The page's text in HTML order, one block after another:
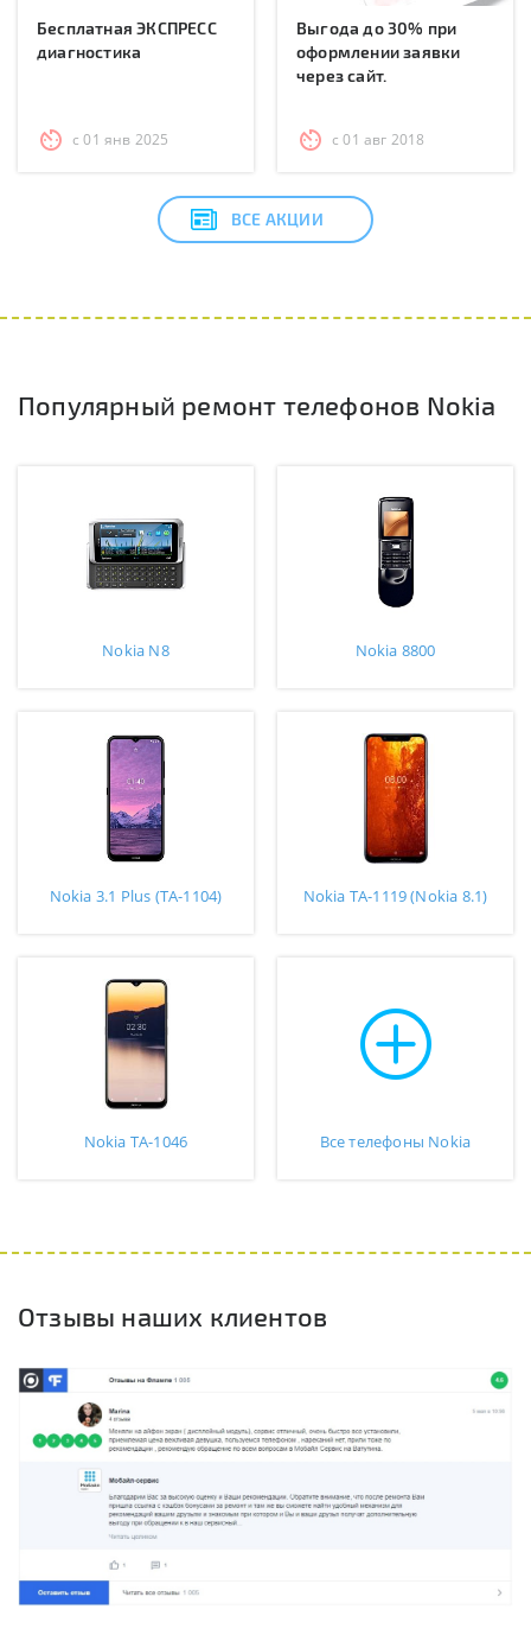
Бесплатная ЭКСПРЕСС
диагностика
с 01 янв 2025
Выгода до 30% при
оформлении заявки
через сайт.
с 01 авг 2018
ВСЕ АКЦИИ
Популярный ремонт телефонов Nokia
Nokia N8 Nokia 8800
Nokia 3.1 Plus (TA-1104) Nokia TA-1119 (Nokia 8.1)
Nokia TA-1046 Все телефоны Nokia
Отзывы наших клиентов